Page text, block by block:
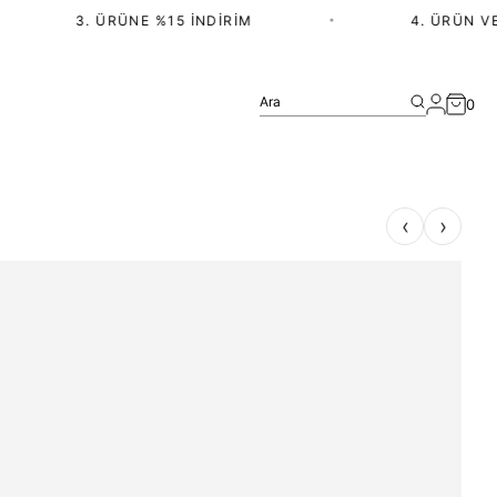
3. ÜRÜNE %15 İNDIRIM 4. ÜRÜN VE ÜZERI
Ara 0
‹ ›